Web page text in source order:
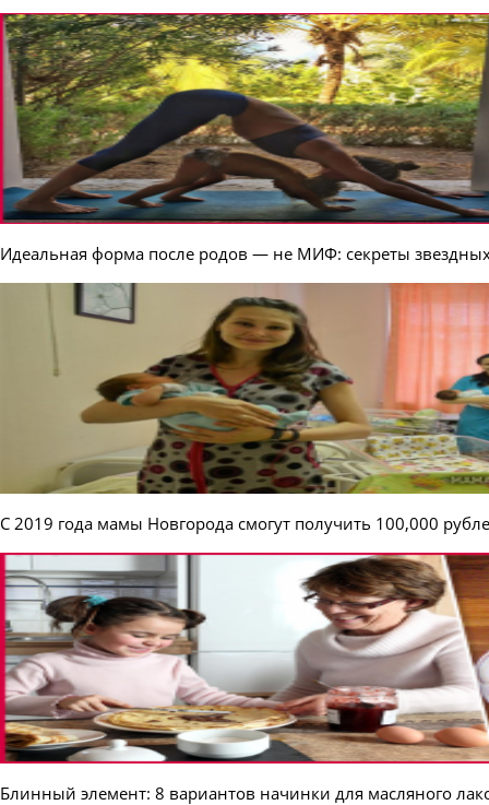
Идеальная форма после родов — не МИФ: секреты
С 2019 года мамы Новгорода смогут получить 100,000
Блинный элемент: 8 вариантов начинки для масляного